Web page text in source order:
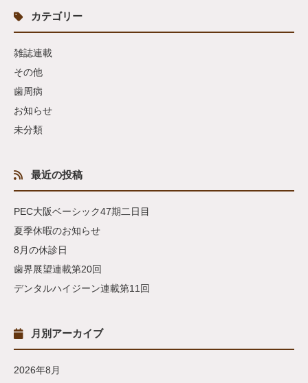
カテゴリー
雑誌連載
その他
歯周病
お知らせ
未分類
最近の投稿
PEC大阪ベーシック47期二日目
夏季休暇のお知らせ
8月の休診日
歯界展望連載第20回
デンタルハイジーン連載第11回
月別アーカイブ
2026年8月